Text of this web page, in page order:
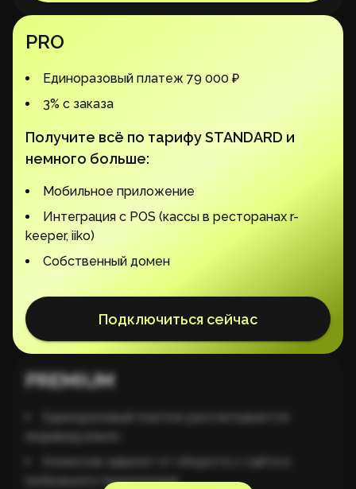
PRO
Единоразовый платеж 79 000 ₽
3% с заказа
Получите всё по тарифу STANDARD и
немного больше:
Мобильное приложение
Интеграция с POS (кассы в ресторанах r-
keeper, iiko)
Собственный домен
Подключиться сейчас
PREMIUM
Единоразовый платеж рассчитывается
индивидуально
Комиссия зависит от оборота с сайта и
мобильного приложения